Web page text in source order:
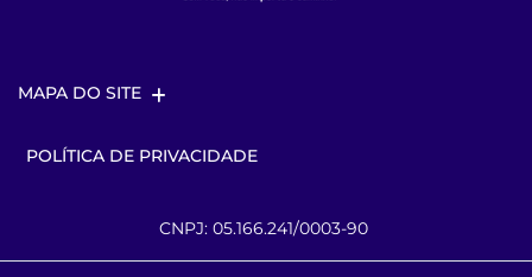
MAPA DO SITE
POLÍTICA DE PRIVACIDADE
CNPJ: 05.166.241/0003-90